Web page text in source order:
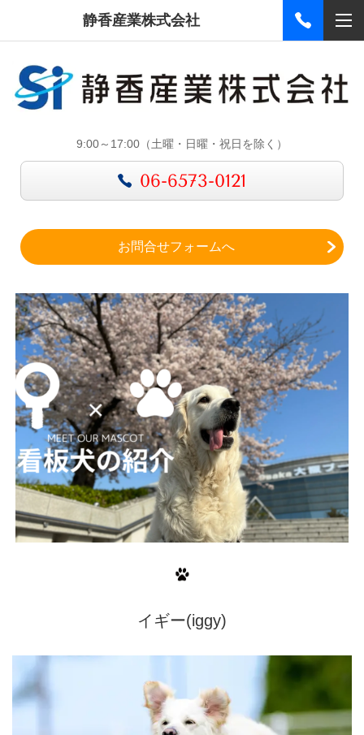
静香産業株式会社
9:00～17:00（土曜・日曜・祝日を除く）
06-6573-0121
お問合せフォームへ
イギー(iggy)